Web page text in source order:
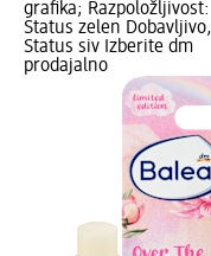
grafika; Razpoložljivost:
Status zelen Dobavljivo,
Status siv Izberite dm
prodajalno